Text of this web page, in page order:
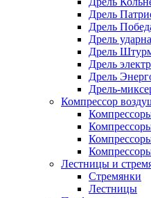
Дрель
Дрель
Дрель
Дрель
Дрель
Дрель
Дрель-
Компрессор
Лестницы и
Стремянки
Лестницы